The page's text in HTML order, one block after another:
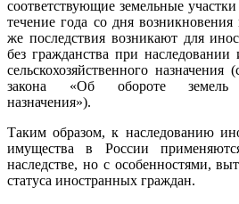
соответствующие земельные
течение года со дня возникновения
же последствия возникают для
без гражданства при наследовании
сельскохозяйственного
закона «Об обороте земель
назначения»).
Таким образом, к наследованию
имущества в России
наследстве, но с особенностями,
статуса иностранных граждан.